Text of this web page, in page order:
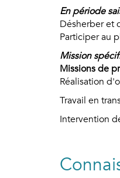
En période
Désherber et
Participer au
Mission
Missions de
Réalisation
Travail en
Intervention